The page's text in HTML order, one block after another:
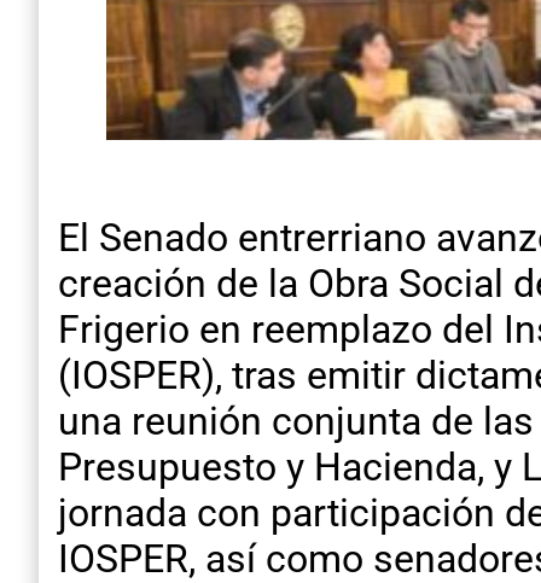
El Senado entrerriano
creación de la Obra Social
Frigerio en reemplazo del
(IOSPER), tras emitir
una reunión conjunta de
Presupuesto y Hacienda, y
jornada con participación
IOSPER, así como